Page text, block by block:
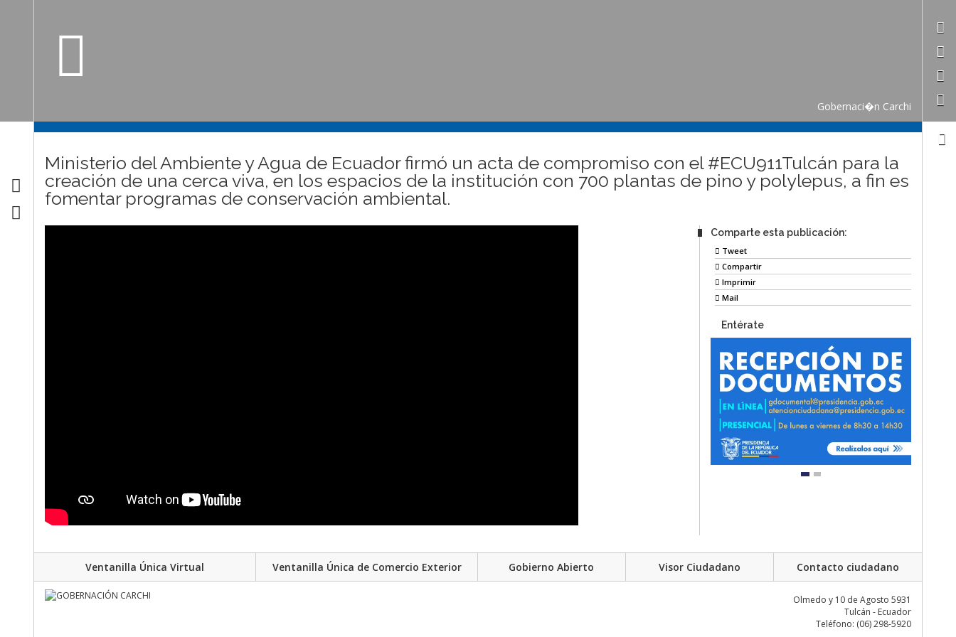
Gobernaci�n Carchi
Ministerio del Ambiente y Agua de Ecuador firmó un acta de compromiso con el #ECU911Tulcán para la
creación de una cerca viva, en los espacios de la institución con 700 plantas de pino y polylepus, a fin es
fomentar programas de conservación ambiental.
Comparte esta publicación:
Tweet
Compartir
Imprimir
Mail
Entérate
Ventanilla Única Virtual Ventanilla Única de Comercio Exterior Gobierno Abierto Visor Ciudadano Contacto ciudadano
Olmedo y 10 de Agosto 5931
Tulcán - Ecuador
Teléfono: (06) 298-5920